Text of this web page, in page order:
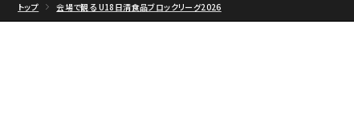
トップ 会場で観る U18日清食品ブロックリーグ2026